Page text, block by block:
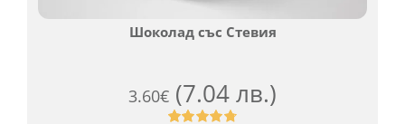
Шоколад със Стевия
3.60€ (7.04 лв.)